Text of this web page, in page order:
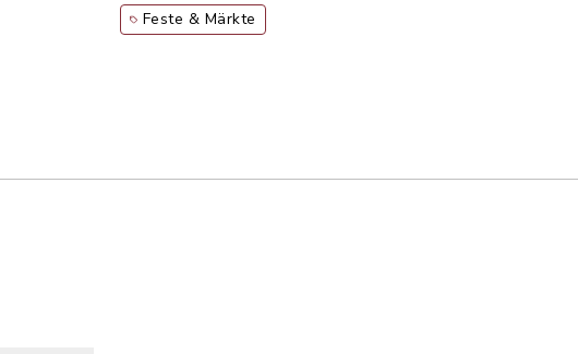
Feste & Märkte